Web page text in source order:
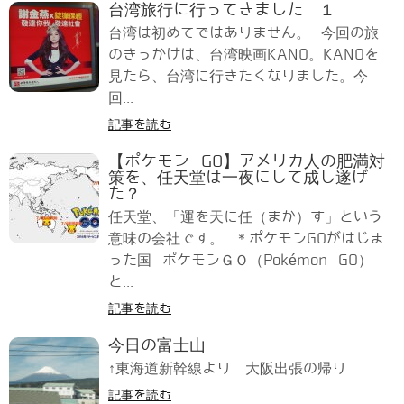
台湾旅行に行ってきました １
台湾は初めてではありません。 今回の旅
のきっかけは、台湾映画KANO。KANOを
見たら、台湾に行きたくなりました。今
回...
記事を読む
【ポケモン GO】アメリカ人の肥満対
策を、任天堂は一夜にして成し遂げ
た？
任天堂、「運を天に任（まか）す」という
意味の会社です。 ＊ポケモンGOがはじま
った国 ポケモンＧＯ（Pokémon GO）
と...
記事を読む
今日の富士山
↑東海道新幹線より 大阪出張の帰り
記事を読む